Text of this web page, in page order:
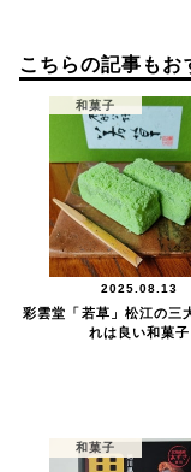
こちらの記事もお
和菓子
2025.08.13
彩雲堂「若草」松江の三
れは良い和菓子
和菓子